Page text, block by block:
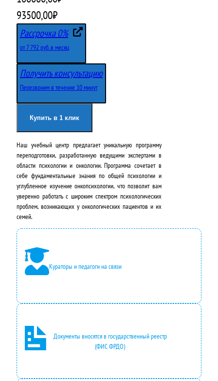
П
р
в
о
ч
а
л
ь
н
а
я
ц
е
н
а
с
о
с
т
93500,00₽Т
е
к
у
щ
я
ц
е
н
а
:
9
3
0
Рассрочка 0%
от 7 792 руб. в месяц
Получить консультацию
Перезвоним в течение 10 минут
Купить в 1 клик
Наш учебный центр предлагает уникальную программу
переподготовки, разработанную ведущими экспертами в
области психологии и онкологии. Программа сочетает в
себе фундаментальные знания по общей психологии и
углубленное изучение онкопсихологии, что позволит вам
уверенно работать с широким спектром психологических
проблем, возникающих у онкологических пациентов и их
семей.
Кураторы и педагоги на связи
Документы вносятся в государственный реестр
(ФИС ФРДО)